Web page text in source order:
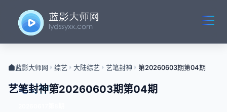
蓝影大师网 综艺 大陆综艺 艺笔封神 第20260603期第04期
艺笔封神第20260603期第04期